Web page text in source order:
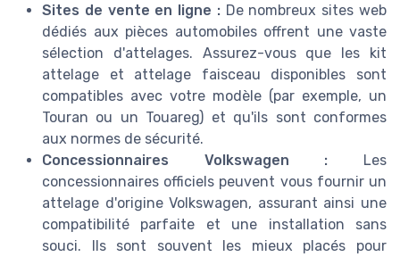
Sites de vente en ligne :De nombreux sites web
dédiés aux pièces automobiles offrent une vaste
sélection d'attelages. Assurez-vous que les kit
attelage et attelage faisceau disponibles sont
compatibles avec votre modèle (par exemple, un
Touran ou un Touareg) et qu'ils sont conformes
aux normes de sécurité.
Concessionnaires Volkswagen : Les
concessionnaires officiels peuvent vous fournir un
attelage d'origine Volkswagen, assurant ainsi une
compatibilité parfaite et une installation sans
souci. Ils sont souvent les mieux placés pour